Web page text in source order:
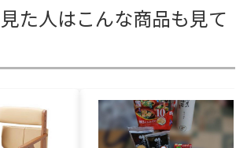
た人はこんな商品も見て